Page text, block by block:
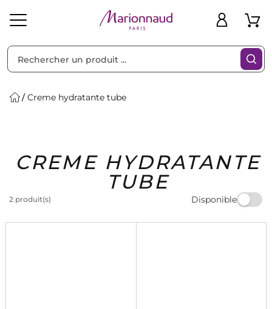
Solaire Homme Marques Idées
Cadeaux
Bons
Plans
Creme hydratante tube
CREME HYDRATANTE
TUBE
2 produit(s) Disponible
Filtres